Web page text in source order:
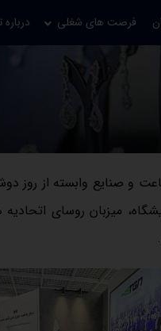
فرصت های شغلی
و صنایع وابسته از روز
میزبان روسای